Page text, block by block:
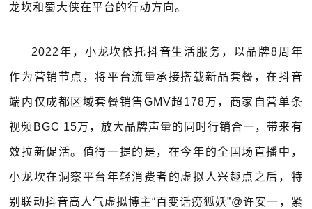
龙坎和蜀大侠在平台的行动方向。
2022年，小龙坎依托抖音生活服务，以品牌8周年
作为营销节点，将平台流量承接搭载新品套餐，在抖音
端内仅成都区域套餐销售GMV超178万，商家自营单条
视频BGC 15万，放大品牌声量的同时行销合一，带来有
效拉新促活。值得一提的是，在今年的全国场直播中，
小龙坎在洞察平台年轻消费者的虚拟人兴趣点之后，特
别联动抖音高人气虚拟博主“百变话痨狐妖”@许安一，紧